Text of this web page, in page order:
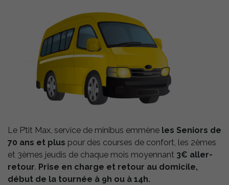
Le P’tit Max, service de minibus emmène les Seniors de
70 ans et plus pour des courses de confort, les 2èmes
et 3èmes jeudis de chaque mois moyennant 3€ aller-
retour. Prise en charge et retour au domicile,
début de la tournée à 9h ou à 14h.
de médias tels
que YouTube.